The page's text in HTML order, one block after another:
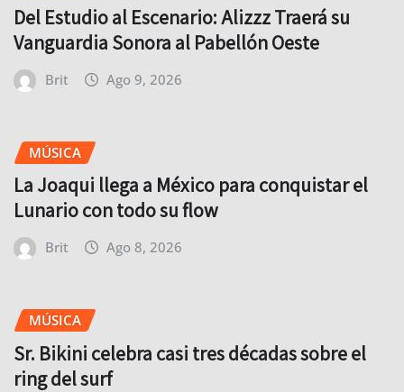
Del Estudio al Escenario: Alizzz Traerá su
Vanguardia Sonora al Pabellón Oeste
Brit Ago 9, 2026
MÚSICA
La Joaqui llega a México para conquistar el
Lunario con todo su flow
Brit Ago 8, 2026
MÚSICA
Sr. Bikini celebra casi tres décadas sobre el
ring del surf